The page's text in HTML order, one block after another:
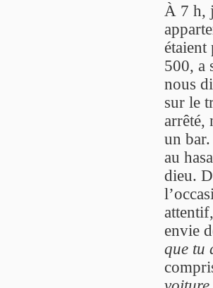
À 7 h,
étaient
500, a
nous
sur le
arrêté,
un
au
dieu.
envie
que tu